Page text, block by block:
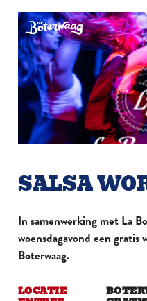
SALSA
In samenwerking met La
woensdagavond een gratis
Boterwaag.
LOCATIE